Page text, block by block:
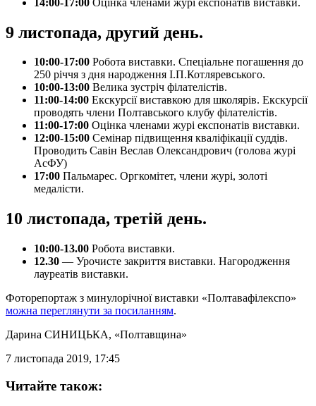
9 листопада, другий день.
10:00-17:00 Робота виставки. Спеціальне погашення до
250 річчя з дня народження І.П.Котляревського.
10:00-13:00 Велика зустріч філателістів.
11:00-14:00 Екскурсії виставкою для школярів. Екскурсії
проводять члени Полтавського клубу філателістів.
11:00-17:00 Оцінка членами журі експонатів виставки.
12:00-15:00 Семінар підвищення кваліфікації суддів.
Проводить Савін Веслав Олександрович (голова журі
АсФУ)
17:00 Пальмарес. Оргкомітет, члени журі, золоті
медалісти.
10 листопада, третій день.
10:00-13.00 Робота виставки.
12.30 — Урочисте закриття виставки. Нагородження
лауреатів виставки.
Фоторепортаж з минулорічної виставки «Полтавафілекспо»
можна переглянути за посиланням.
Дарина СИНИЦЬКА, «Полтавщина»
7 листопада 2019, 17:45
Читайте також: